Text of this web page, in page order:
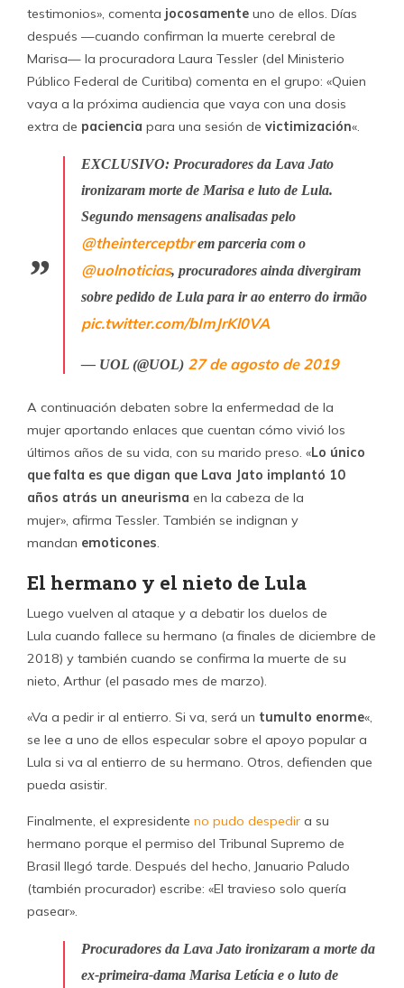
testimonios», comenta jocosamente uno de ellos. Días
después —cuando confirman la muerte cerebral de
Marisa— la procuradora Laura Tessler (del Ministerio
Público Federal de Curitiba) comenta en el grupo: «Quien
vaya a la próxima audiencia que vaya con una dosis
extra de paciencia para una sesión de victimización«.
EXCLUSIVO: Procuradores da Lava Jato
ironizaram morte de Marisa e luto de Lula.
Segundo mensagens analisadas pelo
@theinterceptbrem parceria com o
@uolnoticias, procuradores ainda divergiram
sobre pedido de Lula para ir ao enterro do irmão
pic.twitter.com/bImJrKl0VA
— UOL (@UOL) 27 de agosto de 2019
A continuación debaten sobre la enfermedad de la
mujer aportando enlaces que cuentan cómo vivió los
últimos años de su vida, con su marido preso. «Lo único
que falta es que digan que Lava Jato implantó 10
años atrás un aneurisma en la cabeza de la
mujer», afirma Tessler. También se indignan y
mandan emoticones.
El hermano y el nieto de Lula
Luego vuelven al ataque y a debatir los duelos de
Lula cuando fallece su hermano (a finales de diciembre de
2018) y también cuando se confirma la muerte de su
nieto, Arthur (el pasado mes de marzo).
«Va a pedir ir al entierro. Si va, será un tumulto enorme«,
se lee a uno de ellos especular sobre el apoyo popular a
Lula si va al entierro de su hermano. Otros, defienden que
pueda asistir.
Finalmente, el expresidente no pudo despedir a su
hermano porque el permiso del Tribunal Supremo de
Brasil llegó tarde. Después del hecho, Januario Paludo
(también procurador) escribe: «El travieso solo quería
pasear».
Procuradores da Lava Jato ironizaram a morte da
ex-primeira-dama Marisa Letícia e o luto de